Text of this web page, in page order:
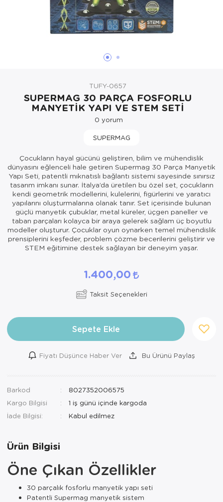
Parti ve Özel Günler
TUFY-0657
SUPERMAG 30 PARÇA FOSFORLU
MANYETİK YAPI VE STEM SETİ
0 yorum
SUPERMAG
Çocukların hayal gücünü geliştiren, bilim ve mühendislik
dünyasını eğlenceli hale getiren Supermag 30 Parça Manyetik
Yapı Seti, patentli mıknatıslı bağlantı sistemi sayesinde sınırsız
tasarım imkanı sunar. İtalya’da üretilen bu özel set, çocukların
kendi geometrik modellerini, kulelerini, figürlerini ve yaratıcı
yapılarını oluşturmalarına olanak tanır. Set içerisinde bulunan
güçlü manyetik çubuklar, metal küreler, üçgen paneller ve
taban parçaları kolayca bir araya gelerek sağlam üç boyutlu
modeller oluşturur. Çocuklar oyun oynarken temel mühendislik
prensiplerini keşfeder, problem çözme becerilerini geliştirir ve
STEM eğitimine destek sağlayan bir deneyim yaşar.
1.400,00
Taksit Seçenekleri
Sepete Ekle
Fiyatı Düşünce Haber Ver Bu Ürünü Paylaş
Barkod
8027352006575
Kargo Bilgisi
1 iş günü içinde kargoda
İade Bilgisi:
Ürün Bilgisi
Öne Çıkan Özellikler
30 parçalık fosforlu manyetik yapı seti
Patentli Supermag manyetik sistem